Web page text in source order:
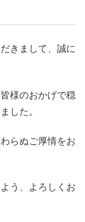
きまして、誠に
様のおかげで穏
した。
らぬご厚情をお
う、よろしくお